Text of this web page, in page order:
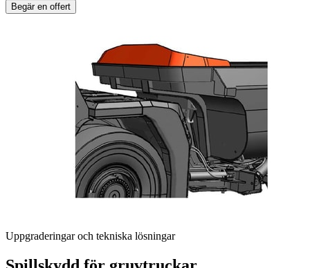
Begär en offert
Uppgraderingar och tekniska lösningar